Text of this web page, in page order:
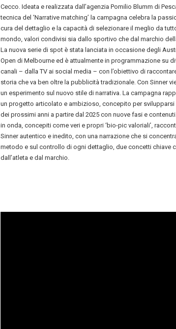
Cecco. Ideata e realizzata dall’agenzia Pomilio Blumm di
tecnica del ‘Narrative matching’ la campagna celebra la
cura del dettaglio e la capacità di selezionare il meglio da
mondo, valori condivisi sia dallo sportivo che dal marchio
La nuova serie di spot è stata lanciata in occasione degli
Open di Melbourne ed è attualmente in programmazione su
canali – dalla TV ai social media – con l’obiettivo di
storia che va ben oltre la pubblicità tradizionale. Con Sinner
un esperimento sul nuovo stile di narrativa. La campagna
un progetto articolato e ambizioso, concepito per svilupparsi
dei prossimi anni a partire dal 2025 con nuove fasi e
in onda, concepiti come veri e propri ‘bio-pic valoriali’,
Sinner autentico e inedito, con una narrazione che si
metodo e sul controllo di ogni dettaglio, due concetti chiave
dall’atleta e dal marchio.